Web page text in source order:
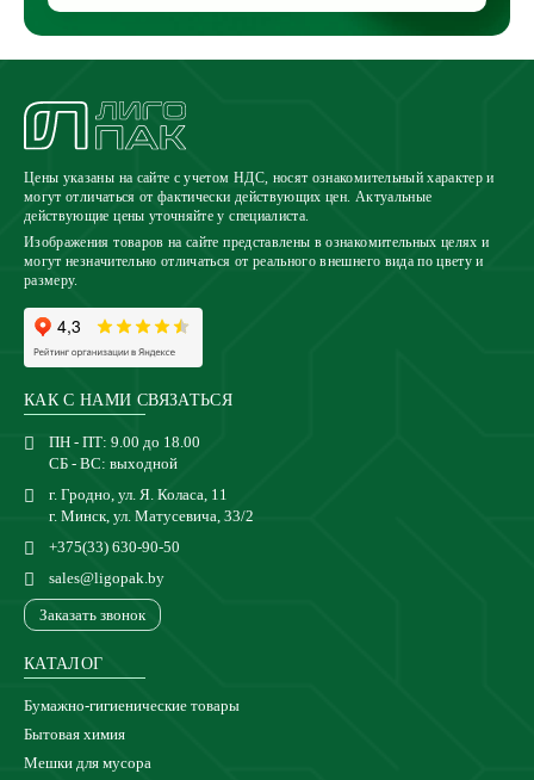
Цены указаны на сайте с учетом НДС, носят ознакомительный характер и
могут отличаться от фактически действующих цен. Актуальные
действующие цены уточняйте у специалиста.
Изображения товаров на сайте представлены в ознакомительных целях и
могут незначительно отличаться от реального внешнего вида по цвету и
размеру.
КАК С НАМИ СВЯЗАТЬСЯ
ПН - ПТ: 9.00 до 18.00
СБ - ВС: выходной
г. Гродно, ул. Я. Коласа, 11
г. Минск, ул. Матусевича, 33/2
+375(33) 630-90-50
sales@ligopak.by
Заказать звонок
КАТАЛОГ
Бумажно-гигиенические товары
Бытовая химия
Мешки для мусора